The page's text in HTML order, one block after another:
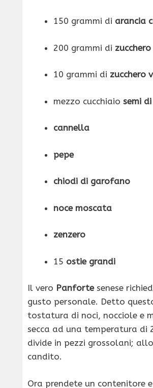
150 grammi di arancia
200 grammi di
10 grammi di zucchero
mezzo cucchiaio semi
cannella
pepe
chiodi di garofano
noce moscata
zenzero
15 ostie grandi
Il vero Panfortesenese
gusto personale. Detto
tostatura di noci, nocciole e
secca ad una temperatura di
divide in pezzi grossolani;
candito.
Ora prendete un contenitore